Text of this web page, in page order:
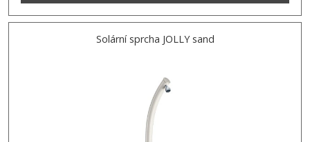
Solární sprcha JOLLY sand